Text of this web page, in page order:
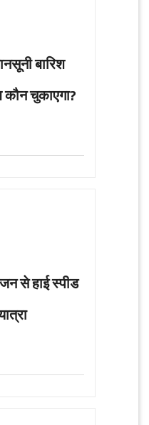
बारिश
कौन चुकाएगा?
से हाई स्पीड